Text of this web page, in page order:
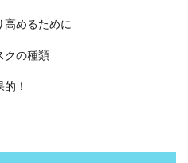
動などにより、長時間屋外で過ごす
しや紫外線から目を守るための対策
。...
高めるために
クの種類
！